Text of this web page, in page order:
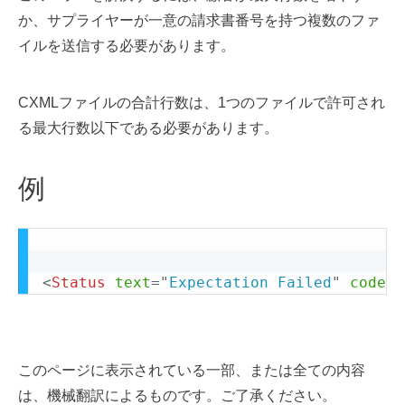
か、サプライヤーが一意の請求書番号を持つ複数のファ
イルを送信する必要があります。
CXMLファイルの合計行数は、1つのファイルで許可され
る最大行数以下である必要があります。
例
<Status text=" Expectation Failed" code
このページに表示されている一部、または全ての内容
は、機械翻訳によるものです。ご了承ください。